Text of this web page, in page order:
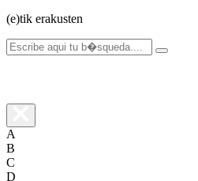
(e)tik erakusten
A
B
C
D